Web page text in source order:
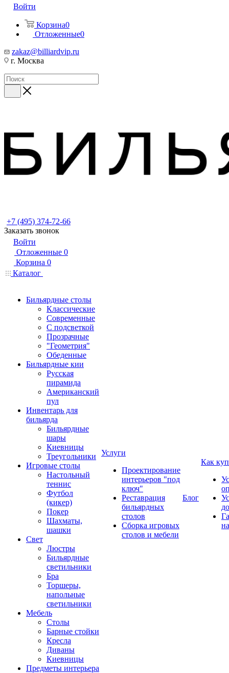
Войти
Корзина0
Отложенные0
zakaz@billiardvip.ru
г. Москва
+7 (495) 374-72-66
Заказать звонок
Войти
Отложенные 0
Корзина 0
Каталог
Бильярдные столы
Классические
Современные
С подсветкой
Прозрачные
"Геометрия"
Обеденные
Бильярдные кии
Русская
пирамида
Американский
пул
Инвентарь для
бильярда
Бильярдные
шары
Киевницы
Треугольники
Игровые столы
Настольный
теннис
Футбол
(кикер)
Покер
Шахматы,
шашки
Свет
Люстры
Бильярдные
светильники
Бра
Торшеры,
напольные
светильники
Мебель
Столы
Барные стойки
Кресла
Диваны
Киевницы
Предметы интерьера
Услуги
Проектирование
интерьеров "под
ключ"
Реставрация
бильярдных
столов
Сборка игровых
столов и мебели
Блог
Как